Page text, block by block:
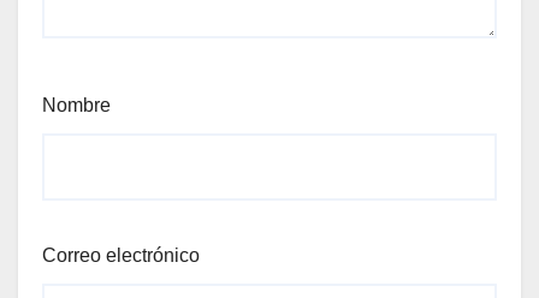
Nombre
Correo electrónico